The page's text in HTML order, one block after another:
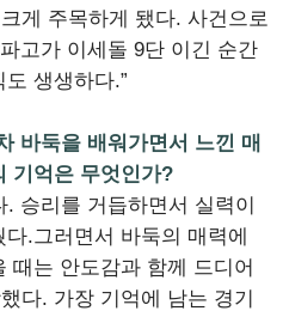
게 주목하게 됐다. 사건으로
고가 이세돌 9단 이긴 순간
생생하다.”
바둑을 배워가면서 느낀 매
기억은 무엇인가?
승리를 거듭하면서 실력이
.그러면서 바둑의 매력에
때는 안도감과 함께 드디어
다. 가장 기억에 남는 경기